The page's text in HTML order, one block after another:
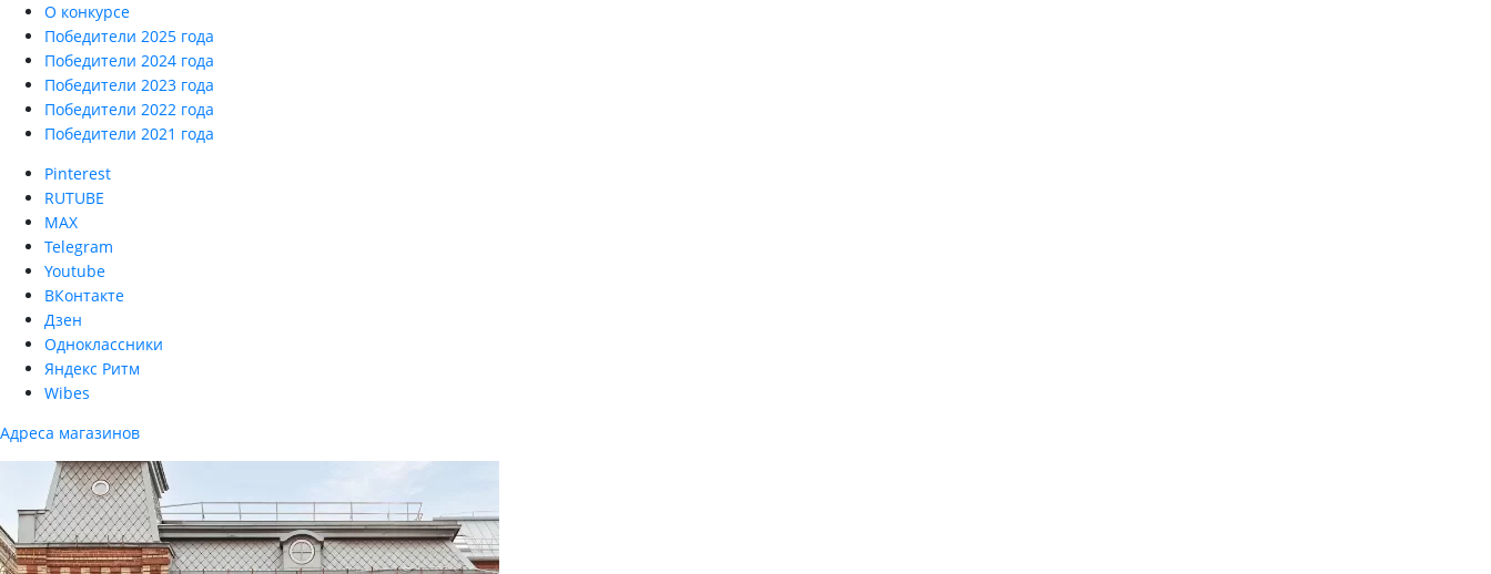
О конкурсе
Победители 2025 года
Победители 2024 года
Победители 2023 года
Победители 2022 года
Победители 2021 года
Pinterest
RUTUBE
MAX
Telegram
Youtube
ВКонтакте
Дзен
Одноклассники
Яндекс Ритм
Wibes
Адреса магазинов